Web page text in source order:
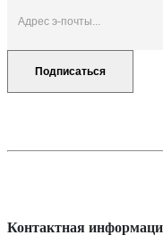
Контактная